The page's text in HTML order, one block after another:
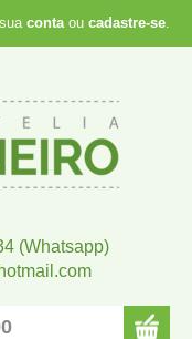
contaou cadastre-se.
(Whatsapp)